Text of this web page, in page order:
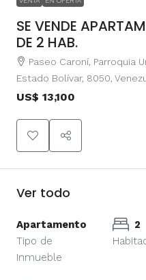
SE VENDE
DE 2 HAB.
Paseo Caroní, Parroquia
Estado Bolívar, 8050,
US$ 13,100
Ver todo
Apartamento
Tipo de
Inmueble
2